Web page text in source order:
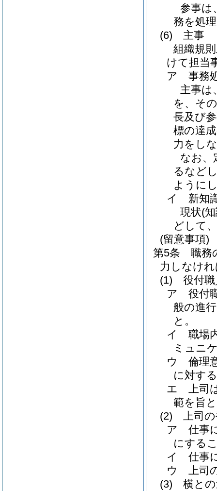
参事は
務を処
(6)
主事
組織規
けて担当
ア
事務
主事は
を、そ
長及び
標の達
力をし
なお、
るなど
ように
イ
新知
現状(
どして
(留意事項)
第5条
職務
力しなけ
(1)
役付
ア
役付
般の進
と。
イ
職場
ミュニ
ウ
倫理
に対す
エ
上司
範を旨
(2)
上司
ア
仕事
にする
イ
仕事
ウ
上司
(3)
横と